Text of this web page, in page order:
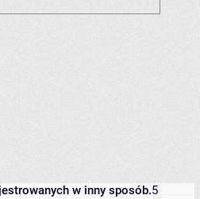
w inny sposób.5